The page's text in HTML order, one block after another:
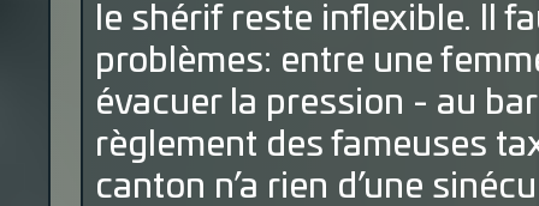
le shérif reste inflexible. Il
problèmes: entre une
évacuer la pression - au
règlement des fameuses
canton n’a rien d’une